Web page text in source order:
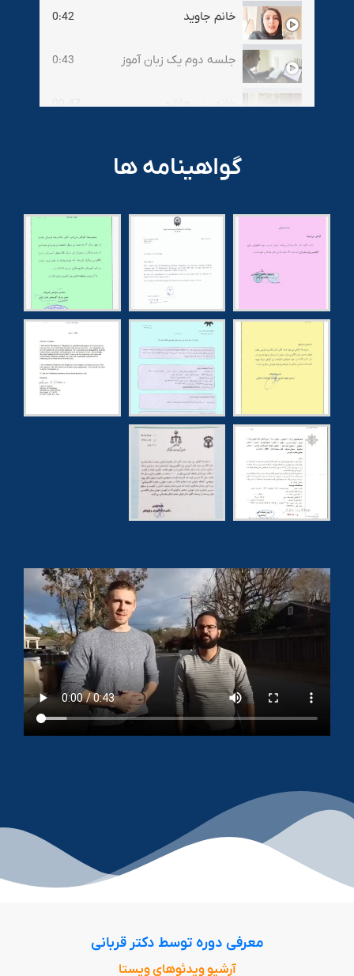
خانم جاوید 0:42
جلسه دوم یک زبان آموز 0:43
خانم بنی هاشمی 00:47
بهمن معروفیان 0:42
نظر یک زبان آموز 0:42
گواهینامه ها
معرفی دوره توسط دکتر قربانی
آرشیو ویدئو‌های ویستا